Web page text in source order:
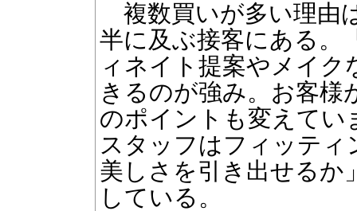
複数買いが多い理由
半に及ぶ接客にある。
ィネイト提案やメイ
きるのが強み。お客様
のポイントも変えてい
スタッフはフィッテ
美しさを引き出せるか
している。